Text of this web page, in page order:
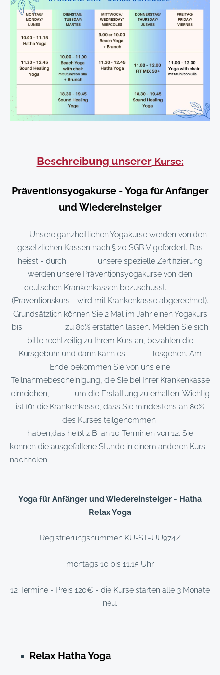
Beschreibung unsererKurse:
Präventionsyogakurse - Yoga für Anfänger
und Wiedereinsteiger
Unsere ganzheitlichen Yogakurse werden von den
gesetzlichen Kassen nach § 20 SGB V gefördert. Das
heisst - durch unsere spezielle Zertifizierung
werden unsere Präventionsyogakurse von den
deutschen Krankenkassen bezuschusst.
(Präventionskurs - wird mit Krankenkasse abgerechnet).
Grundsätzlich können Sie 2 Mal im Jahr einen Yogakurs
bis zu 80% erstatten lassen. Melden Sie sich
bitte rechtzeitig zu Ihrem Kurs an, bezahlen die
Kursgebühr und dann kann es losgehen. Am
Ende bekommen Sie von uns eine
Teilnahmebescheinigung, die Sie bei Ihrer Krankenkasse
einreichen, um die Erstattung zu erhalten. Wichtig
ist für die Krankenkasse, dass Sie mindestens an 80%
des Kurses teilgenommen
haben,das heißt z.B. an 10 Terminen von 12. Sie
können die ausgefallene Stunde in einem anderen Kurs
nachholen.
Yoga für Anfänger und Wiedereinsteiger - Hatha
Relax Yoga
Registrierungsnummer: KU-ST-UU974Z
montags 10 bis 11.15 Uhr
12 Termine - Preis 120€ - die Kurse starten alle 3 Monate
neu.
Relax Hatha Yoga